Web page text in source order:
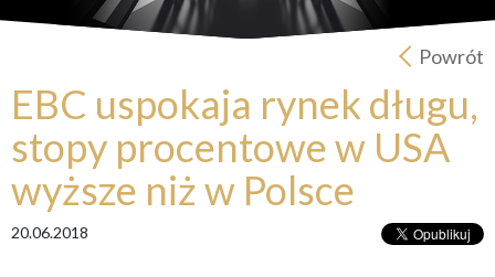
Powrót
EBC uspokaja rynek długu,
stopy procentowe w USA
wyższe niż w Polsce
20.06.2018